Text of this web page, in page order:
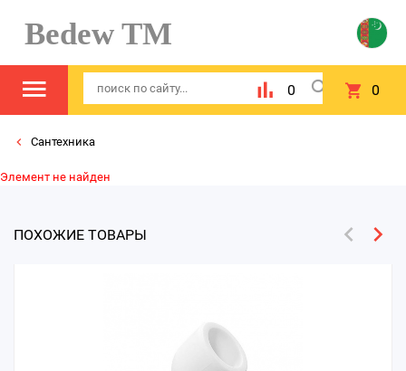
Bedew TM
0 0
Сантехника
Элемент не найден
ПОХОЖИЕ ТОВАРЫ